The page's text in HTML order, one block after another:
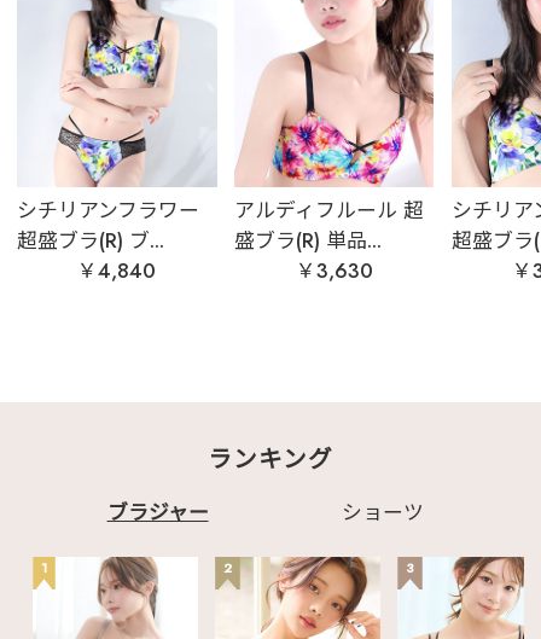
シチリアンフラワー
超盛ブラ(R) ブ...
￥4,840
アルディフルール 超
盛ブラ(R) 単品...
￥3,630
シチリア
超盛ブラ
ランキング
ブラジャー ショーツ
1 2 3